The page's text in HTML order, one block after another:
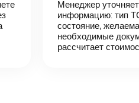
Менеджер уточняет
информацию: тип
состояние,
необходимые
рассчитает